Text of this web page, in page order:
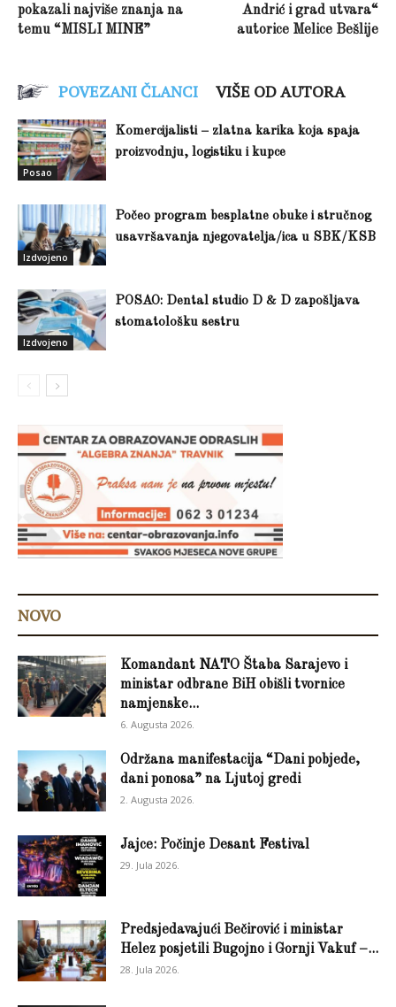
pokazali najviše znanja na
temu “MISLI MINE”
Andrić i grad utvara“
autorice Melice Bešlije
POVEZANI ČLANCI VIŠE OD AUTORA
Posao
Komercijalisti – zlatna karika koja spaja
proizvodnju, logistiku i kupce
Izdvojeno
Počeo program besplatne obuke i stručnog
usavršavanja njegovatelja/ica u SBK/KSB
Izdvojeno
POSAO: Dental studio D & D zapošljava
stomatološku sestru
NOVO
Komandant NATO Štaba Sarajevo i
ministar odbrane BiH obišli tvornice
namjenske...
6. Augusta 2026.
Održana manifestacija “Dani pobjede,
dani ponosa” na Ljutoj gredi
2. Augusta 2026.
Jajce: Počinje Desant Festival
29. Jula 2026.
Predsjedavajući Bečirović i ministar
Helez posjetili Bugojno i Gornji Vakuf –...
28. Jula 2026.